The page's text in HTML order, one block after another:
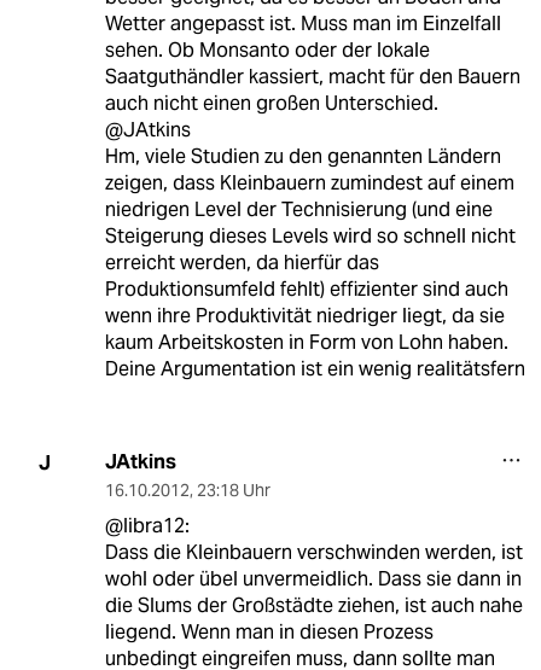
Wetter angepasst ist. Muss man im Einzelfall
sehen. Ob Monsanto oder der lokale
Saatguthändler kassiert, macht für den Bauern
auch nicht einen großen Unterschied.
@JAtkins
Hm, viele Studien zu den genannten Ländern
zeigen, dass Kleinbauern zumindest auf einem
niedrigen Level der Technisierung (und eine
Steigerung dieses Levels wird so schnell nicht
erreicht werden, da hierfür das
Produktionsumfeld fehlt) effizienter sind auch
wenn ihre Produktivität niedriger liegt, da sie
kaum Arbeitskosten in Form von Lohn haben.
Deine Argumentation ist ein wenig realitätsfern
J JAtkins
16.10.2012, 23:18 Uhr
@libra12:
Dass die Kleinbauern verschwinden werden, ist
wohl oder übel unvermeidlich. Dass sie dann in
die Slums der Großstädte ziehen, ist auch nahe
liegend. Wenn man in diesen Prozess
unbedingt eingreifen muss, dann sollte man